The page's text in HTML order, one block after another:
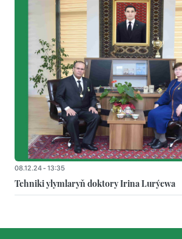
08.12.24 - 13:35
Tehniki ylymlaryň doktory Irina Lurýewa